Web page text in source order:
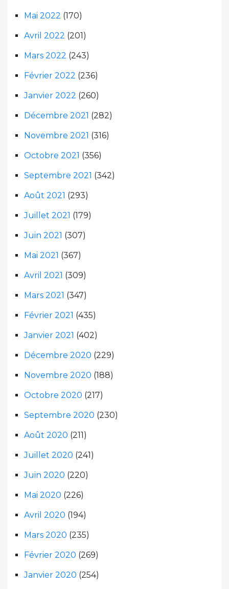
Mai 2022 (170)
Avril 2022 (201)
Mars 2022 (243)
Février 2022 (236)
Janvier 2022 (260)
Décembre 2021 (282)
Novembre 2021 (316)
Octobre 2021 (356)
Septembre 2021 (342)
Août 2021 (293)
Juillet 2021 (179)
Juin 2021 (307)
Mai 2021 (367)
Avril 2021 (309)
Mars 2021 (347)
Février 2021 (435)
Janvier 2021 (402)
Décembre 2020 (229)
Novembre 2020 (188)
Octobre 2020 (217)
Septembre 2020 (230)
Août 2020 (211)
Juillet 2020 (241)
Juin 2020 (220)
Mai 2020 (226)
Avril 2020 (194)
Mars 2020 (235)
Février 2020 (269)
Janvier 2020 (254)